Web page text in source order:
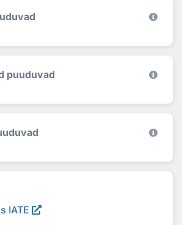
puuduvad
IATE